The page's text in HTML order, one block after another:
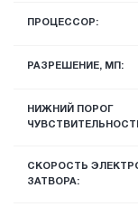
ПРОЦЕССОР:
РАЗРЕШЕНИЕ, МП:
НИЖНИЙ ПОРОГ
СКОРОСТЬ
ЗАТВОРА: